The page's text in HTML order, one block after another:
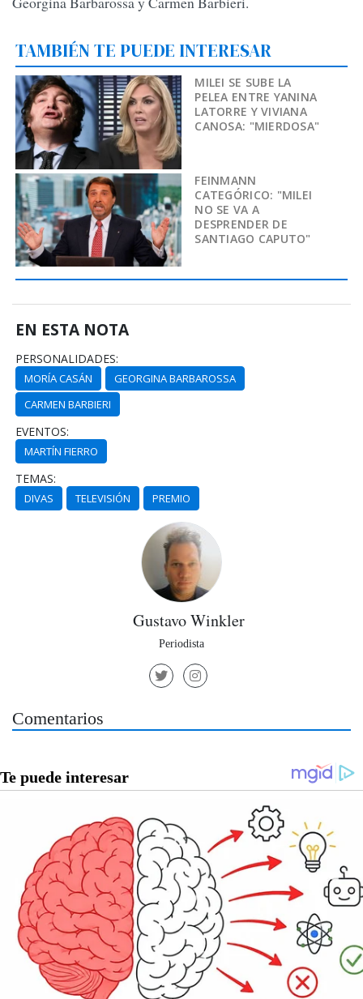
TAMBIÉN TE PUEDE INTERESAR
MILEI SE SUBE LA
PELEA ENTRE YANINA
LATORRE Y VIVIANA
CANOSA: "MIERDOSA"
FEINMANN
CATEGÓRICO: "MILEI
NO SE VA A
DESPRENDER DE
SANTIAGO CAPUTO"
EN ESTA NOTA
PERSONALIDADES:
MORÍA CASÁN
GEORGINA BARBAROSSA
CARMEN BARBIERI
EVENTOS:
MARTÍN FIERRO
TEMAS:
DIVAS TELEVISIÓN PREMIO
Gustavo Winkler
Periodista
Comentarios